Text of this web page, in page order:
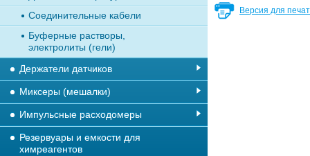
Версия для
Соединительные кабели
Буферные растворы,
электролиты (гели)
Держатели датчиков
Миксеры (мешалки)
Импульсные расходомеры
Резервуары и емкости для
химреагентов